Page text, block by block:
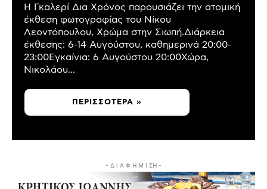
Η Γκαλερί Δια Χρόνος παρουσιάζει την ατομική
έκθεση φωτογραφίας του Νίκου
Λεοντόπουλου, Χρώμα στην Σιωπή.Διάρκεια
έκθεσης: 6-14 Αυγούστου, καθημερινά 20:00-
23:00Εγκαίνια: 6 Αυγούστου 20:00Χώρα,
Νικολάου...
ΠΕΡΙΣΣΌΤΕΡΑ »
- Δ Ι Α Φ Η Μ Ι ΣΗ -